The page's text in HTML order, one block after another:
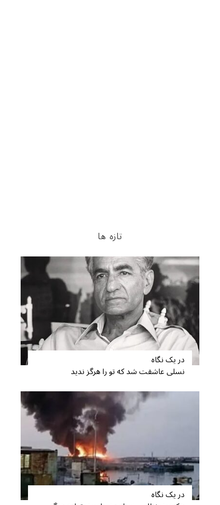
تازه ها
در یک نگاه
نسلی عاشقت شد که تو را هرگز ندید
در یک نگاه